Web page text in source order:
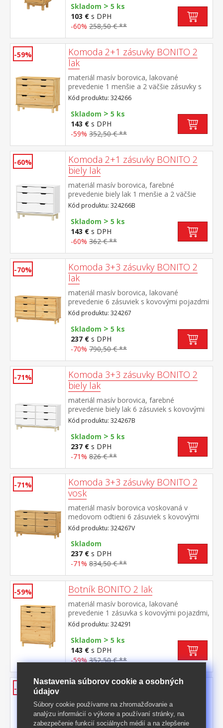
Skladom > 5 ks
103 € s DPH
-60% 258,50 € **
-59%
Komoda 2+1 zásuvky BONITO 2
lak
materiál masív borovica, lakované
prevedenie 1 menšie a 2 väčšie zásuvky s
kovovými pojazdmi
Kód produktu: 324266
Skladom > 5 ks
143 € s DPH
-59% 352,50 € **
-60%
Komoda 2+1 zásuvky BONITO 2
biely lak
materiál masív borovica, farebné
prevedenie biely lak 1 menšie a 2 väčšie
zásuvky s kovovými pojazdmi
Kód produktu: 324266B
Skladom > 5 ks
143 € s DPH
-60% 362 € **
-70%
Komoda 3+3 zásuvky BONITO 2
lak
materiál masív borovica, lakované
prevedenie 6 zásuviek s kovovými pojazdmi
Kód produktu: 324267
Skladom > 5 ks
237 € s DPH
-70% 790,50 € **
-71%
Komoda 3+3 zásuvky BONITO 2
biely lak
materiál masív borovica, farebné
prevedenie biely lak 6 zásuviek s kovovými
pojazdmi
Kód produktu: 324267B
Skladom > 5 ks
237 € s DPH
-71% 826 € **
-71%
Komoda 3+3 zásuvky BONITO 2
vosk
materiál masív borovica voskovaná v
medovom odtieni 6 zásuviek s kovovými
pojazdmi
Kód produktu: 324267V
Skladom
237 € s DPH
-71% 834,50 € **
-59% Botník BONITO 2 lak
materiál masív borovica, lakované
prevedenie 1 zásuvka s kovovými pojazdmi,
2 dvojradové výklopy
Kód produktu: 324291
Skladom > 5 ks
143 € s DPH
-59% 352,50 € **
-60% Botník BONITO 2 biely lak
materiál masív borovica, farebné
prevedenie biely lak 1 zásuvka s kovovými
pojazdmi, 2 dvojradové výklopy
Kód produktu: 324291B
Nastavenia súborov cookie a osobných
údajov
Súbory cookie používame na zhromažďovanie a
analýzu informácií o výkone a používaní stránky, na
zabezpečenie funkcií sociálnych médií a na zlepšenie